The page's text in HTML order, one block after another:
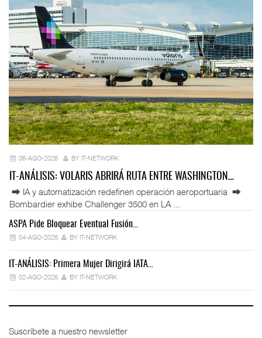
06-AGO-2026 BY IT-NETWORK
IT-ANÁLISIS: VOLARIS ABRIRÁ RUTA ENTRE WASHINGTON…
⮕ IA y automatización redefinen operación aeroportuaria ⮕
Bombardier exhibe Challenger 3500 en LA ...
ASPA Pide Bloquear Eventual Fusión…
04-AGO-2026 BY IT-NETWORK
IT-ANÁLISIS: Primera Mujer Dirigirá IATA…
02-AGO-2026 BY IT-NETWORK
Suscríbete a nuestro newsletter